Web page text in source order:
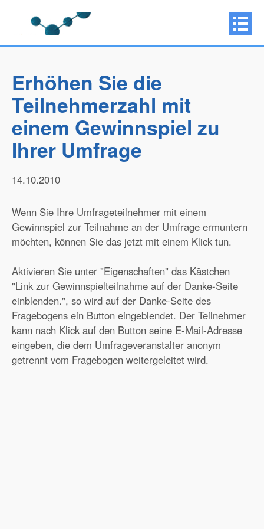
Erhöhen Sie die
Teilnehmerzahl mit
einem Gewinnspiel zu
Ihrer Umfrage
14.10.2010
Wenn Sie Ihre Umfrageteilnehmer mit einem
Gewinnspiel zur Teilnahme an der Umfrage ermuntern
möchten, können Sie das jetzt mit einem Klick tun.
Aktivieren Sie unter "Eigenschaften" das Kästchen
"Link zur Gewinnspielteilnahme auf der Danke-Seite
einblenden.", so wird auf der Danke-Seite des
Fragebogens ein Button eingeblendet. Der Teilnehmer
kann nach Klick auf den Button seine E-Mail-Adresse
eingeben, die dem Umfrageveranstalter anonym
getrennt vom Fragebogen weitergeleitet wird.